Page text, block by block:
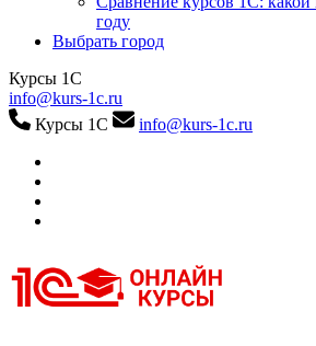
году
Выбрать город
Курсы 1С
info@kurs-1c.ru
Курсы 1С
info@kurs-1c.ru